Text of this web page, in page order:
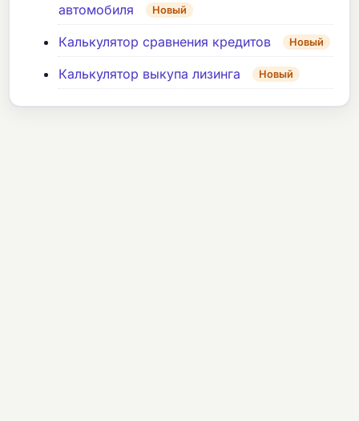
автомобиля
Новый
Калькулятор сравнения кредитов Новый
Калькулятор выкупа лизинга Новый